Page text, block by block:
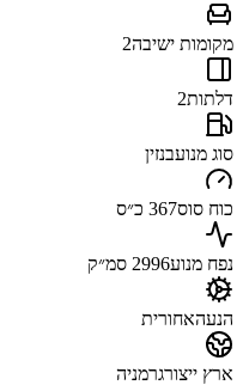
מקומות ישיבה2
דלתות2
סוג מנועבנזין
כוח סוס367 כ״ס
נפח מנוע2996 סמ״ק
הנעהאחורית
ארץ ייצורגרמניה